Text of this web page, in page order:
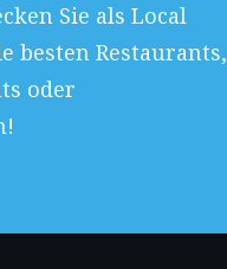
Sie als Local
besten Restaurants,
oder